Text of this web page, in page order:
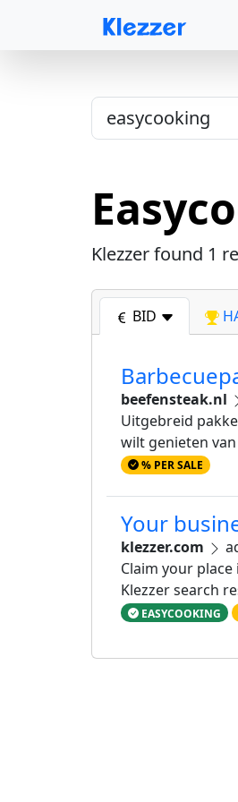
Klezzer found 1
BID
beefensteak.nl
Uitgebreid
wilt genieten
% PER SALE
Your
klezzer.com
Claim your place
Klezzer search
EASYCOOKING